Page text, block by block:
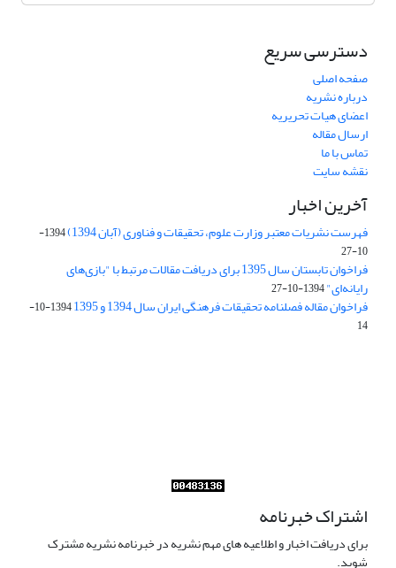
دسترسی سریع
صفحه اصلی
درباره نشریه
اعضای هیات تحریریه
ارسال مقاله
تماس با ما
نقشه سایت
آخرین اخبار
فهرست نشریات معتبر وزارت علوم، تحقیقات و فناوری (آبان 1394)
1394-
10-27
فراخوان تابستان سال 1395 برای دریافت مقالات مرتبط با "بازی‌های
رایانه‌ای"1394-10-27
فراخوان مقاله فصلنامه تحقیقات فرهنگی ایران سال 1394 و 1395
1394-10-
14
اشتراک خبرنامه
برای دریافت اخبار و اطلاعیه های مهم نشریه در خبرنامه نشریه مشترک
شوید.